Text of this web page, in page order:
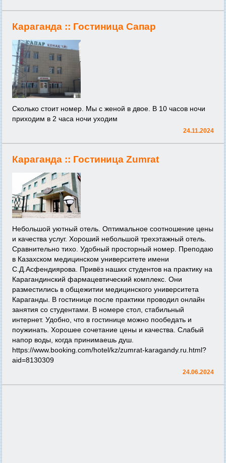
Караганда :: Гостиница Сапар
Сколько стоит номер. Мы с женой в двое. В 10 часов ночи
приходим в 2 часа ночи уходим
24.11.2024
Караганда :: Гостиница Zumrat
Небольшой уютный отель. Оптимальное соотношение цены
и качества услуг. Хороший небольшой трехэтажный отель.
Сравнительно тихо. Удобный просторный номер. Преподаю
в Казахском медицинском университете имени
С.Д.Асфендиярова. Привёз наших студентов на практику на
Карагандинский фармацевтический комплекс. Они
разместились в общежитии медицинского университета
Караганды. В гостинице после практики проводил онлайн
занятия со студентами. В номере стол, стабильный
интернет. Удобно, что в гостинице можно пообедать и
поужинать. Хорошее сочетание цены и качества. Слабый
напор воды, когда принимаешь душ.
https://www.booking.com/hotel/kz/zumrat-karagandy.ru.html?
aid=8130309
24.06.2024